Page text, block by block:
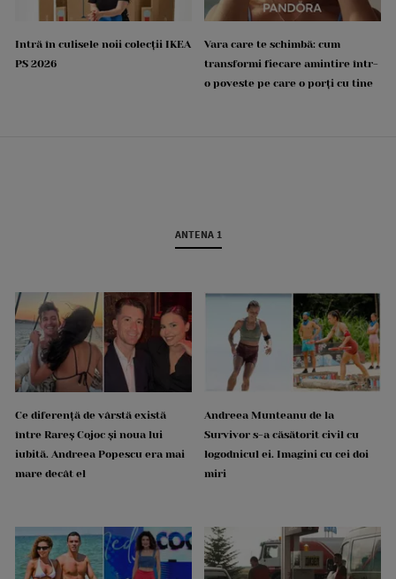
Intră în culisele noii colecții IKEA
PS 2026
Vara care te schimbă: cum
transformi fiecare amintire într-
o poveste pe care o porți cu tine
ANTENA 1
Ce diferență de vârstă există
între Rareș Cojoc și noua lui
iubită. Andreea Popescu era mai
mare decât el
Andreea Munteanu de la
Survivor s-a căsătorit civil cu
logodnicul ei. Imagini cu cei doi
miri